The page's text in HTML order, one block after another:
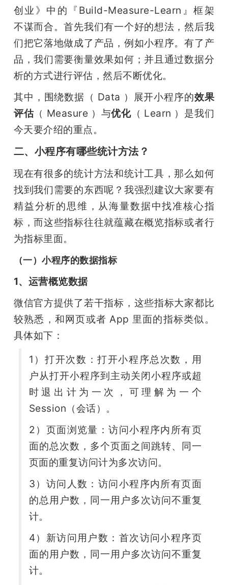
创业》中的『Build-Measure-Learn』框架
不谋而合。首先我们有一个好的想法，然后我
们把它落地做成了产品，例如小程序。有了产
品，我们需要衡量效果如何；并且通过数据分
析的方式进行评估，然后不断优化。
其中，围绕数据（ Data ）展开小程序的效果
评估（ Measure ）与优化（ Learn ）是我们
今天要介绍的重点。
二、小程序有哪些统计方法？
现在有很多的统计方法和统计工具，那么如何
找到我们需要的东西呢？我强烈建议大家要有
精益分析的思维，从海量数据中找准核心指
标，而这些指标往往就蕴藏在概览指标或者行
为指标里面。
（一）小程序的数据指标
1、运营概览数据
微信官方提供了若干指标，这些指标大家都比
较熟悉，和网页或者 App 里面的指标类似。
具体如下：
1）打开次数：打开小程序总次数，用
户从打开小程序到主动关闭小程序或超
时退出计为一次，可理解为一个
Session（会话）。
2）页面浏览量：访问小程序内所有页
面的总次数，多个页面之间跳转、同一
页面的重复访问计为多次访问。
3）访问人数：访问小程序内所有页面
的总用户数，同一用户多次访问不重复
计。
4）新访问用户数：首次访问小程序页
面的用户数，同一用户多次访问不重复
计。